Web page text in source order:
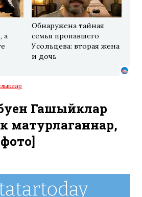
а
Обнаружена тайная
семья пропавшего
Усольцева: вторая жена
и дочь
Гашыйклар
матурлаганнар,